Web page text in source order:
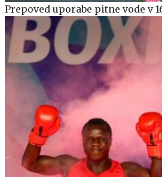
Prepoved uporabe pitne vode v